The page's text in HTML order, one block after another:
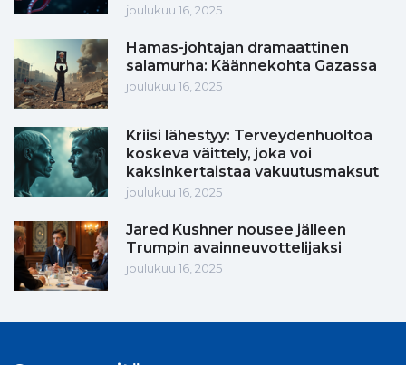
joulukuu 16, 2025
Hamas-johtajan dramaattinen
salamurha: Käännekohta Gazassa
joulukuu 16, 2025
Kriisi lähestyy: Terveydenhuoltoa
koskeva väittely, joka voi
kaksinkertaistaa vakuutusmaksut
joulukuu 16, 2025
Jared Kushner nousee jälleen
Trumpin avainneuvottelijaksi
joulukuu 16, 2025